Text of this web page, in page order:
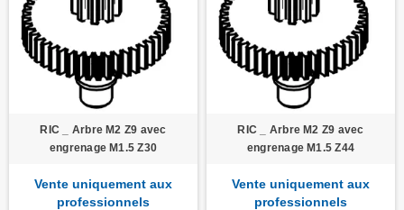
RIC _ Arbre M2 Z9 avec
engrenage M1.5 Z30
Vente uniquement aux
professionnels
RIC _ Arbre M2 Z9 avec
engrenage M1.5 Z44
Vente uniquement aux
professionnels